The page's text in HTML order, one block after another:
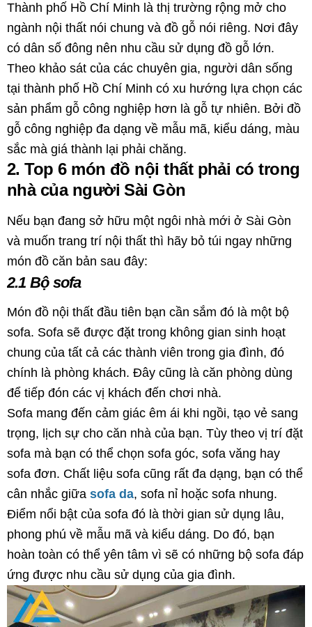
Thành phố Hồ Chí Minh là thị trường rộng mở cho
ngành nội thất nói chung và đồ gỗ nói riêng. Nơi đây
có dân số đông nên nhu cầu sử dụng đồ gỗ lớn.
Theo khảo sát của các chuyên gia, người dân sống
tại thành phố Hồ Chí Minh có xu hướng lựa chọn các
sản phẩm gỗ công nghiệp hơn là gỗ tự nhiên. Bởi đồ
gỗ công nghiệp đa dạng về mẫu mã, kiểu dáng, màu
sắc mà giá thành lại phải chăng.
2. Top 6 món đồ nội thất phải có trong
nhà của người Sài Gòn
Nếu bạn đang sở hữu một ngôi nhà mới ở Sài Gòn
và muốn trang trí nội thất thì hãy bỏ túi ngay những
món đồ căn bản sau đây:
2.1 Bộ sofa
Món đồ nội thất đầu tiên bạn cần sắm đó là một bộ
sofa. Sofa sẽ được đặt trong không gian sinh hoạt
chung của tất cả các thành viên trong gia đình, đó
chính là phòng khách. Đây cũng là căn phòng dùng
để tiếp đón các vị khách đến chơi nhà.
Sofa mang đến cảm giác êm ái khi ngồi, tạo vẻ sang
trọng, lịch sự cho căn nhà của bạn. Tùy theo vị trí đặt
sofa mà bạn có thể chọn sofa góc, sofa văng hay
sofa đơn. Chất liệu sofa cũng rất đa dạng, bạn có thể
cân nhắc giữa sofa da, sofa nỉ hoặc sofa nhung.
Điểm nổi bật của sofa đó là thời gian sử dụng lâu,
phong phú về mẫu mã và kiểu dáng. Do đó, bạn
hoàn toàn có thể yên tâm vì sẽ có những bộ sofa đáp
ứng được nhu cầu sử dụng của gia đình.